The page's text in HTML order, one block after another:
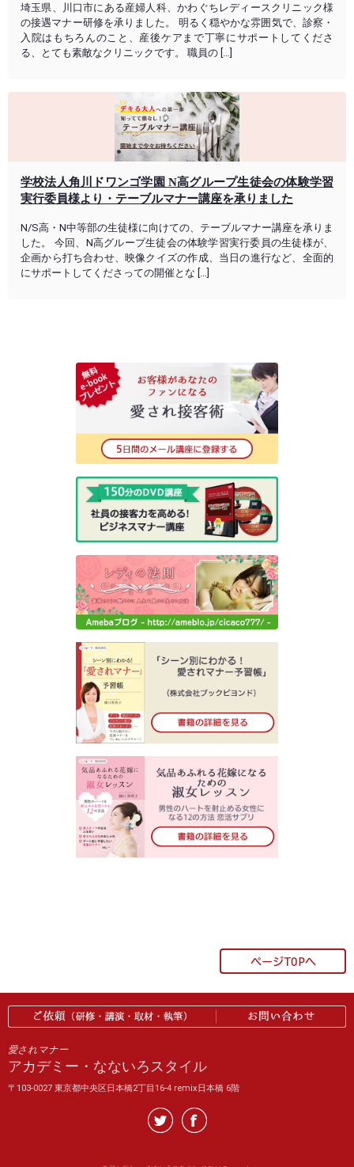
埼玉県、川口市にある産婦人科、かわぐちレディースクリニック様
の接遇マナー研修を承りました。 明るく穏やかな雰囲気で、診察・
入院はもちろんのこと、産後ケアまで丁寧にサポートしてくださ
る、とても素敵なクリニックです。 職員の […]
学校法人角川ドワンゴ学園 N高グループ生徒会の体験学習
実行委員様より・テーブルマナー講座を承りました
N/S高・N中等部の生徒様に向けての、テーブルマナー講座を承りま
した。 今回、N高グループ生徒会の体験学習実行委員の生徒様が、
企画から打ち合わせ、映像クイズの作成、当日の進行など、全面的
にサポートしてくださっての開催とな […]
愛されマナー
アカデミー・なないろスタイル
〒103-0027 東京都中央区日本橋2丁目16-4 remix日本橋 6階